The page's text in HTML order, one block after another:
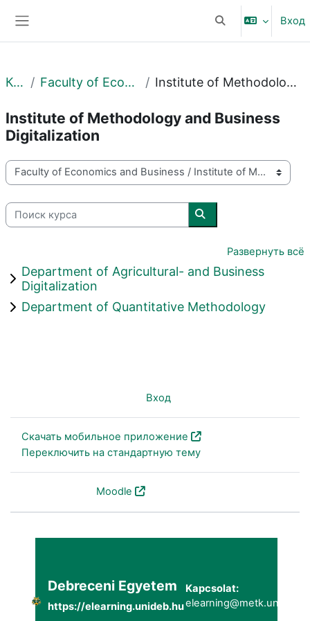
Изменить данные
Вход
Курсы Faculty of Economics and Business Institute of Methodology and Business Digitalization
Institute of Methodology and Business
Digitalization
Категории курсов
Поиск курса
Поиск курса
Развернуть всё
Department of Agricultural- and Business
Digitalization
Department of Quantitative Methodology
Вход
Скачать мобильное приложение
Переключить на стандартную тему
Moodle
Debreceni Egyetem
https://elearning.unideb.hu
Kapcsolat: